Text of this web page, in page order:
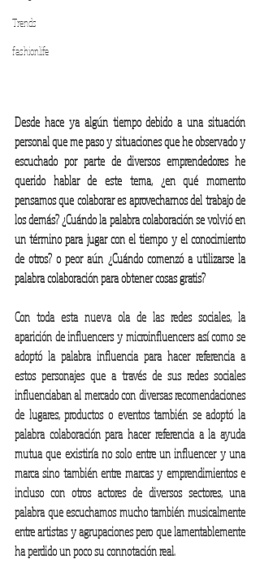
Trends
fashionlife
Desde hace ya algún tiempo debido a una situación
personal que me paso y situaciones que he observado y
escuchado por parte de diversos emprendedores he
querido hablar de este tema, ¿en qué momento
pensamos que colaborar es aprovecharnos del trabajo de
los demás? ¿Cuándo la palabra colaboración se volvió en
un término para jugar con el tiempo y el conocimiento
de otros? o peor aún ¿Cuándo comenzó a utilizarse la
palabra colaboración para obtener cosas gratis?
Con toda esta nueva ola de las redes sociales, la
aparición de influencers y microinfluencers así como se
adoptó la palabra influencia para hacer referencia a
estos personajes que a través de sus redes sociales
influenciaban al mercado con diversas recomendaciones
de lugares, productos o eventos también se adoptó la
palabra colaboración para hacer referencia a la ayuda
mutua que existiría no solo entre un influencer y una
marca sino también entre marcas y emprendimientos e
incluso con otros actores de diversos sectores, una
palabra que escuchamos mucho también musicalmente
entre artistas y agrupaciones pero que lamentablemente
ha perdido un poco su connotación real.